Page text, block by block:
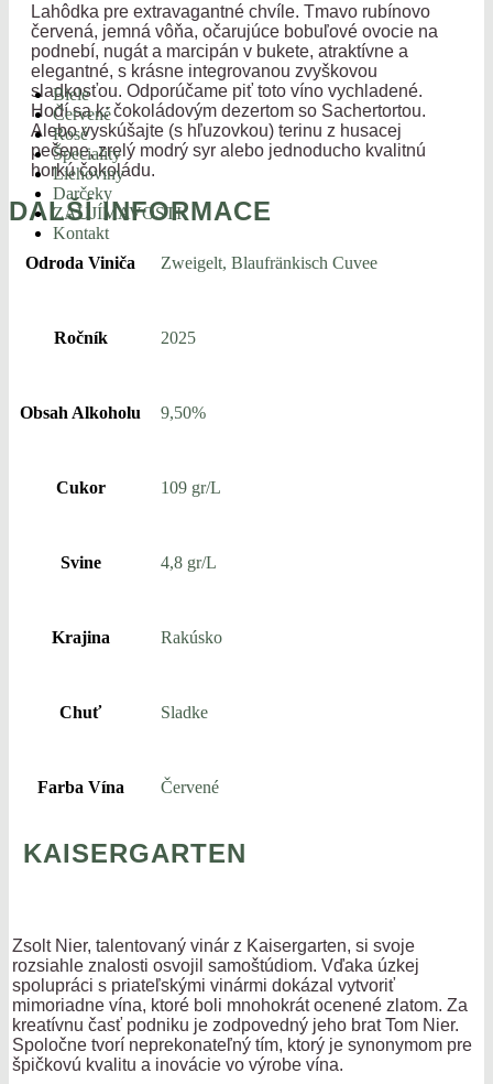
Biele
Červené
Rosé
Špeciality
Liehoviny
Darčeky
ZAUJÍMAVOSTI
Kontakt
Lahôdka pre extravagantné chvíle. Tmavo rubínovo
červená, jemná vôňa, očarujúce bobuľové ovocie na
podnebí, nugát a marcipán v bukete, atraktívne a
elegantné, s krásne integrovanou zvyškovou
sladkosťou. Odporúčame piť toto víno vychladené.
Hodí sa k: čokoládovým dezertom so Sachertortou.
Alebo vyskúšajte (s hľuzovkou) terinu z husacej
pečene, zrelý modrý syr alebo jednoducho kvalitnú
horkú čokoládu.
DALŠÍ INFORMACE
Odroda Viniča Zweigelt, Blaufränkisch Cuvee
Ročník 2025
Obsah Alkoholu 9,50%
Cukor 109 gr/L
Svine 4,8 gr/L
Krajina Rakúsko
Chuť Sladke
Farba Vína Červené
KAISERGARTEN
Zsolt Nier, talentovaný vinár z Kaisergarten, si svoje
rozsiahle znalosti osvojil samoštúdiom. Vďaka úzkej
spolupráci s priateľskými vinármi dokázal vytvoriť
mimoriadne vína, ktoré boli mnohokrát ocenené zlatom. Za
kreatívnu časť podniku je zodpovedný jeho brat Tom Nier.
Spoločne tvorí neprekonateľný tím, ktorý je synonymom pre
špičkovú kvalitu a inovácie vo výrobe vína.